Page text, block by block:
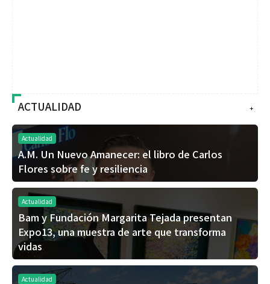
+
ACTUALIDAD
Actualidad
A.M. Un Nuevo Amanecer: el libro de Carlos
Flores sobre fe y resiliencia
Actualidad
Bam y Fundación Margarita Tejada presentan
Expo13, una muestra de arte que transforma
vidas
Actualidad